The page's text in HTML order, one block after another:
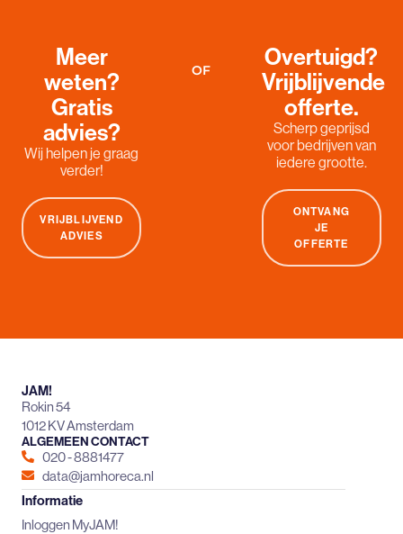
Meer
weten?
Gratis
advies?
Wij helpen je graag
verder!
VRIJBLIJVEND
ADVIES
OF
Overtuigd?
Vrijblijvende
offerte.
Scherp geprijsd
voor bedrijven van
iedere grootte.
ONTVANG
JE
OFFERTE
JAM!
Rokin 54
1012 KV Amsterdam
ALGEMEEN CONTACT
020 - 8881477
data@jamhoreca.nl
Informatie
Inloggen MyJAM!